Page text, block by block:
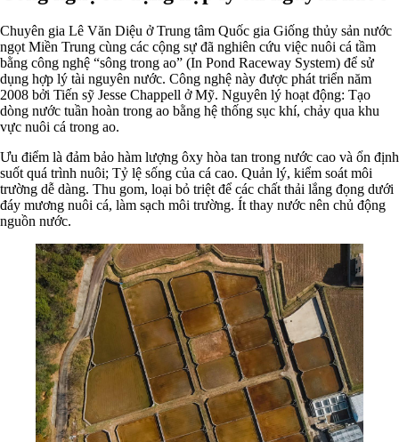
Chuyên gia Lê Văn Diệu ở Trung tâm Quốc gia Giống thủy sản nước
ngọt Miền Trung cùng các cộng sự đã nghiên cứu việc nuôi cá tầm
bằng công nghệ “sông trong ao” (In Pond Raceway System) để sử
dụng hợp lý tài nguyên nước. Công nghệ này được phát triển năm
2008 bởi Tiến sỹ Jesse Chappell ở Mỹ. Nguyên lý hoạt động: Tạo
dòng nước tuần hoàn trong ao bằng hệ thống sục khí, chảy qua khu
vực nuôi cá trong ao.
Ưu điểm là đảm bảo hàm lượng ôxy hòa tan trong nước cao và ổn định
suốt quá trình nuôi; Tỷ lệ sống của cá cao. Quản lý, kiểm soát môi
trường dễ dàng. Thu gom, loại bỏ triệt để các chất thải lắng đọng dưới
đáy mương nuôi cá, làm sạch môi trường. Ít thay nước nên chủ động
nguồn nước.